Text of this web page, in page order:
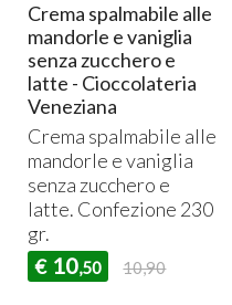
Crema spalmabile alle
mandorle e vaniglia
senza zucchero e
latte - Cioccolateria
Veneziana
Crema spalmabile alle
mandorle e vaniglia
senza zucchero e
latte. Confezione 230
gr.
€ 10,50 10,90